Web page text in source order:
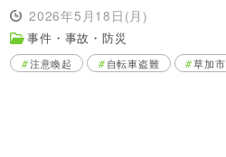
2026年5月18日(月)
事件・事故・防災
注意喚起 自転車盗難 草加市